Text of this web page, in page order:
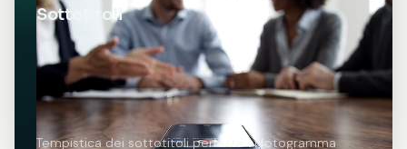
Sottotitoli
Tempistica dei sottotitoli perfetta al fotogramma